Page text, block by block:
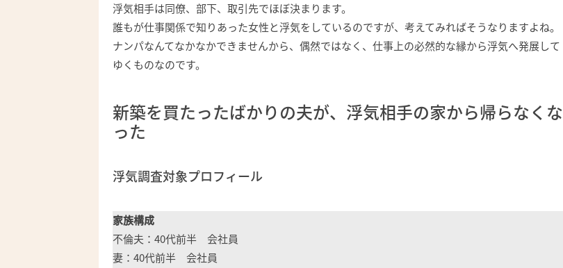
浮気相手は同僚、部下、取引先でほぼ決まります。
誰もが仕事関係で知りあった女性と浮気をしているのですが、考えてみればそうなりますよね。
ナンパなんてなかなかできませんから、偶然ではなく、仕事上の必然的な縁から浮気へ発展して
ゆくものなのです。
新築を買たったばかりの夫が、浮気相手の家から帰らなくな
った
浮気調査対象プロフィール
家族構成
不倫夫：40代前半 会社員
妻：40代前半 会社員